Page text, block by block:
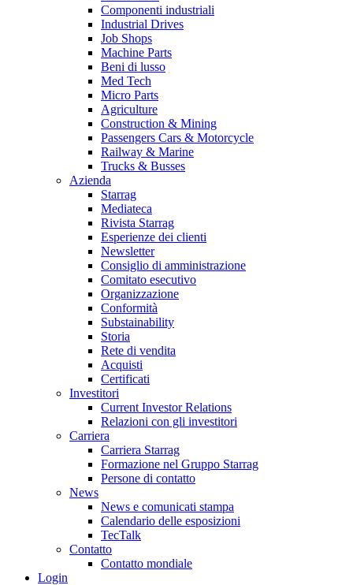
Componenti industriali
Industrial Drives
Job Shops
Machine Parts
Beni di lusso
Med Tech
Micro Parts
Agriculture
Construction & Mining
Passengers Cars & Motorcycle
Railway & Marine
Trucks & Busses
Azienda
Starrag
Mediateca
Rivista Starrag
Esperienze dei clienti
Newsletter
Consiglio di amministrazione
Comitato esecutivo
Organizzazione
Conformità
Substainability
Storia
Rete di vendita
Acquisti
Certificati
Investitori
Current Investor Relations
Relazioni con gli investitori
Carriera
Carriera Starrag
Formazione nel Gruppo Starrag
Persone di contatto
News
News e comunicati stampa
Calendario delle esposizioni
TecTalk
Contatto
Contatto mondiale
Login